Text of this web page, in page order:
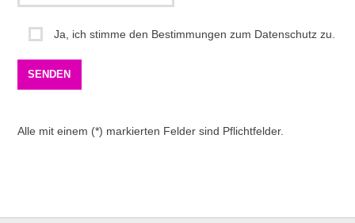
Ja, ich stimme den Bestimmungen zum Datenschutz zu.
Alle mit einem (*) markierten Felder sind Pflichtfelder.